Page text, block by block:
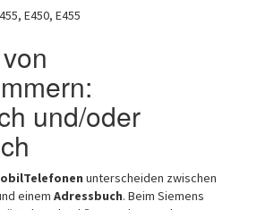
E450, E455
und/oder
unterscheiden zwischen
einem Adressbuch. Beim Siemens